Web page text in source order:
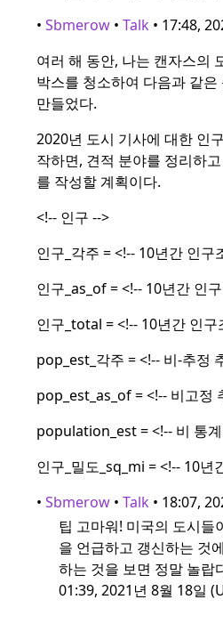
• Sbmerow• Talk • 17:48,
여러 해 동안, 나는 캔자스의
박스를 청소하여 다음과 같
만들었다.
2020년 도시 기사에 대한 인
작하면, 견적 분야를 정리하
를 작성할 계획이다.
<!-- 인구 -->
인구_각주 = <!-- 10년간 인구
인구_as_of = <!-- 10년간 인
인구_total = <!-- 10년간 인구
pop_est_각주 = <!-- 비-추정
pop_est_as_of = <!-- 비고정
population_est = <!-- 비 통
인구_밀도_sq_mi = <!-- 10년
• Sbmerow• Talk • 18:07,
팁 고마워! 미국의 도시들
을 언급하고 갱신하는 것
하는 것을 보면 정말 놀랍
01:39, 2021년 8월 18일